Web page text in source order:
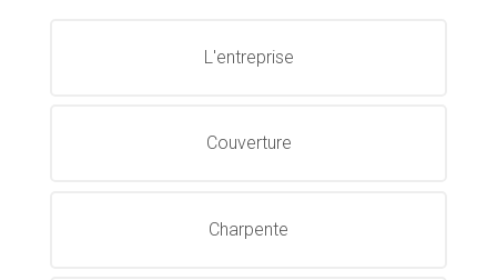
L'entreprise
Couverture
Charpente